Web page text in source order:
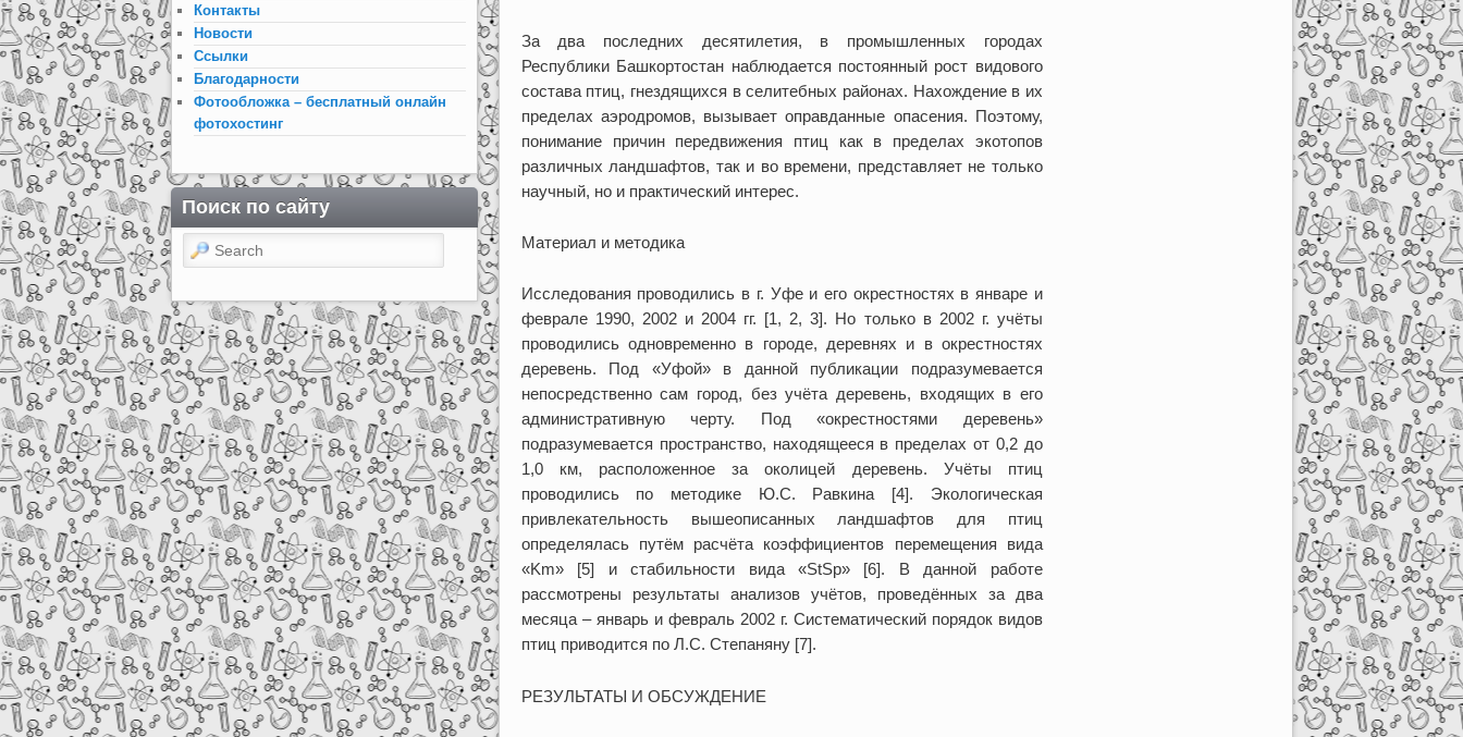
За два последних десятилетия, в промышленных городах
Республики Башкортостан наблюдается постоянный рост видового
состава птиц, гнездящихся в селитебных районах. Нахождение в их
пределах аэродромов, вызывает оправданные опасения. Поэтому,
понимание причин передвижения птиц как в пределах экотопов
различных ландшафтов, так и во времени, представляет не только
научный, но и практический интерес.
Материал и методика
Исследования проводились в г. Уфе и его окрестностях в январе и
феврале 1990, 2002 и 2004 гг. [1, 2, 3]. Но только в 2002 г. учёты
проводились одновременно в городе, деревнях и в окрестностях
деревень. Под «Уфой» в данной публикации подразумевается
непосредственно сам город, без учёта деревень, входящих в его
административную черту. Под «окрестностями деревень»
подразумевается пространство, находящееся в пределах от 0,2 до
1,0 км, расположенное за околицей деревень. Учёты птиц
проводились по методике Ю.С. Равкина [4]. Экологическая
привлекательность вышеописанных ландшафтов для птиц
определялась путём расчёта коэффициентов перемещения вида
«Km» [5] и стабильности вида «StSp» [6]. В данной работе
рассмотрены результаты анализов учётов, проведённых за два
месяца – январь и февраль 2002 г. Систематический порядок видов
птиц приводится по Л.С. Степаняну [7].
РЕЗУЛЬТАТЫ И ОБСУЖДЕНИЕ
Контакты
Новости
Ссылки
Благодарности
Фотообложка – бесплатный онлайн
фотохостинг
Поиск по сайту
Search